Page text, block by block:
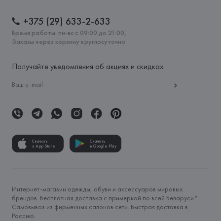
+375 (29) 633-2-633
Время работы: пн-вс с 09:00 до 21:00,
Заказы через корзину круглосуточно
Получайте уведомления об акциях и скидках:
Скачать
в App Store
Скачать
в Google Play
Интернет-магазин одежды, обуви и аксессуаров мировых
брендов. Бесплатная доставка с примеркой по всей Беларуси*.
Самовывоз из фирменных салонов сети. Быстрая доставка в
Россию.